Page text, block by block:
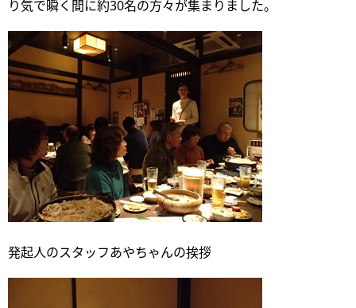
り気で瞬く間に約30名の方々が集まりました。
発起人のスタッフあやちゃんの挨拶